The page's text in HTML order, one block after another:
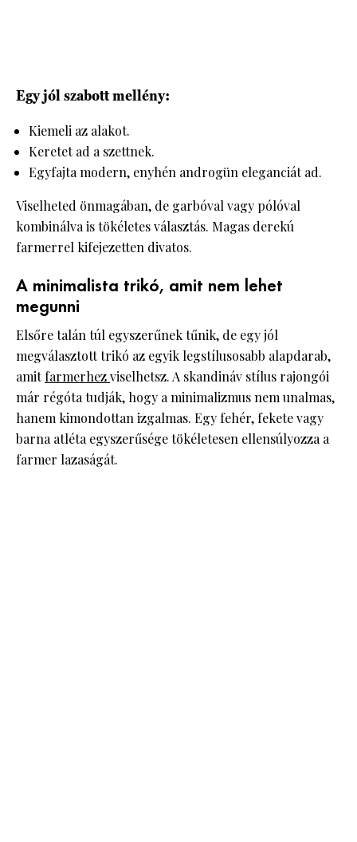
Egy jól szabott mellény:
Kiemeli az alakot.
Keretet ad a szettnek.
Egyfajta modern, enyhén androgün eleganciát ad.
Viselheted önmagában, de garbóval vagy pólóval
kombinálva is tökéletes választás. Magas derekú
farmerrel kifejezetten divatos.
A minimalista trikó, amit nem lehet
megunni
Elsőre talán túl egyszerűnek tűnik, de egy jól
megválasztott trikó az egyik legstílusosabb alapdarab,
amitfarmerhezviselhetsz. A skandináv stílus rajongói
már régóta tudják, hogy a minimalizmus nem unalmas,
hanem kimondottan izgalmas. Egy fehér, fekete vagy
barna atléta egyszerűsége tökéletesen ellensúlyozza a
farmer lazaságát.